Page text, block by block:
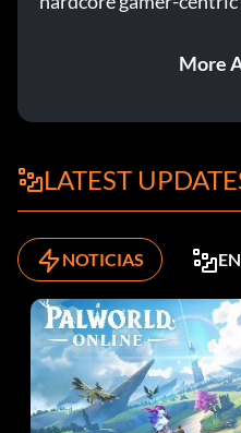
More
LATEST
NOTICIAS